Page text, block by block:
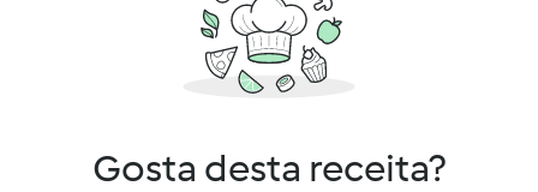
Gosta desta receita?